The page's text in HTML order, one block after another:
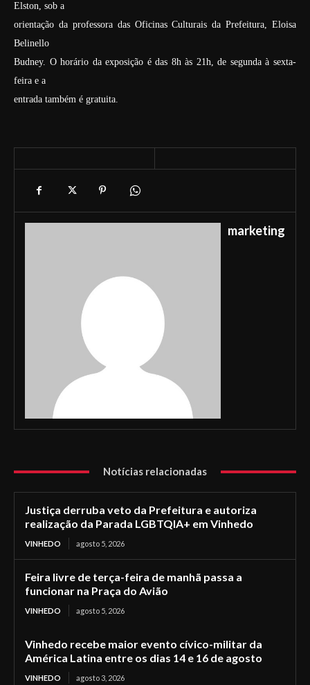
Elston, sob a
orientação da professora das Oficinas Culturais da Prefeitura, Eloisa
Belinello
Budney. O horário da exposição é das 8h às 21h, de segunda à sexta-
feira e a
entrada também é gratuita.
marketing
Notícias relacionadas
Justiça derruba veto da Prefeitura e autoriza
realização da Parada LGBTQIA+ em Vinhedo
VINHEDO agosto 5, 2026
Feira livre de terça-feira de manhã passa a
funcionar na Praça do Avião
VINHEDO agosto 5, 2026
Vinhedo recebe maior evento cívico-militar da
América Latina entre os dias 14 e 16 de agosto
VINHEDO agosto 3, 2026